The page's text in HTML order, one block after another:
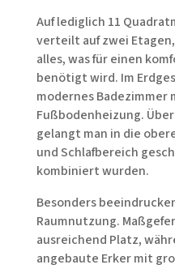
Auf lediglich 11
verteilt auf zwei
alles, was für einen
benötigt wird. Im
modernes Badezimmer
Fußbodenheizung.
gelangt man in die
und Schlafbereich
kombiniert wurden.
Besonders
Raumnutzung.
ausreichend Platz,
angebaute Erker mit